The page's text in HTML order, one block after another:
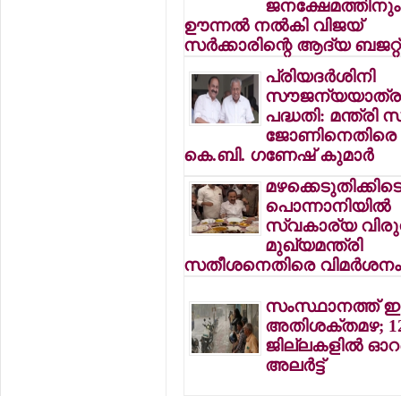
ജനക്ഷേമത്തിനും
ഊന്നല്‍ നല്‍കി വിജയ്
സര്‍ക്കാരിന്റെ ആദ്യ ബജറ്റ്
പ്രിയദര്‍ശിനി
പദ്ധതി: മന്ത്രി
ജോണിനെതിരെ
കെ.ബി. ഗണേഷ് കുമാര്‍
പൊന്നാനിയില്‍
സ്വകാര്യ
മുഖ്യമന്ത്രി
സതീശനെതിരെ വിമര്‍ശനം
സംസ്ഥാനത്ത്
അതിശക്തമഴ;
ജില്ലകളില്‍
അലര്‍ട്ട്